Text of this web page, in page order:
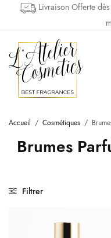
Livraison Offerte
Accueil / Cosmétiques /
Brumes
Filtrer